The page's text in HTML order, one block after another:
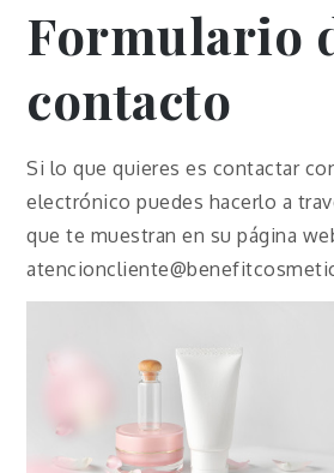
Formulario
contacto
Si lo que quieres es contactar
electrónico puedes hacerlo a
que te muestran en su página